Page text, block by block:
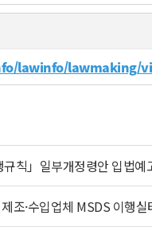
lawinfo/lawmaking/
규칙」일부개정령안 입법
조·수입업체 MSDS 이행